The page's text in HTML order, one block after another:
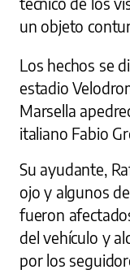
un objeto
Los hechos se
estadio
Marsella
italiano Fabio
Su ayudante,
ojo y algunos
fueron
del vehículo y
por los